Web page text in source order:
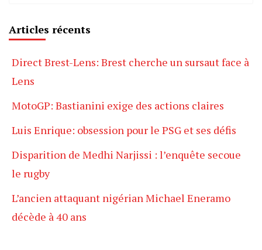
Articles récents
Direct Brest-Lens: Brest cherche un sursaut face à
Lens
MotoGP: Bastianini exige des actions claires
Luis Enrique: obsession pour le PSG et ses défis
Disparition de Medhi Narjissi : l’enquête secoue
le rugby
L’ancien attaquant nigérian Michael Eneramo
décède à 40 ans